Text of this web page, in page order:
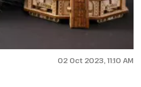
02 Oct 2023, 11:10 AM